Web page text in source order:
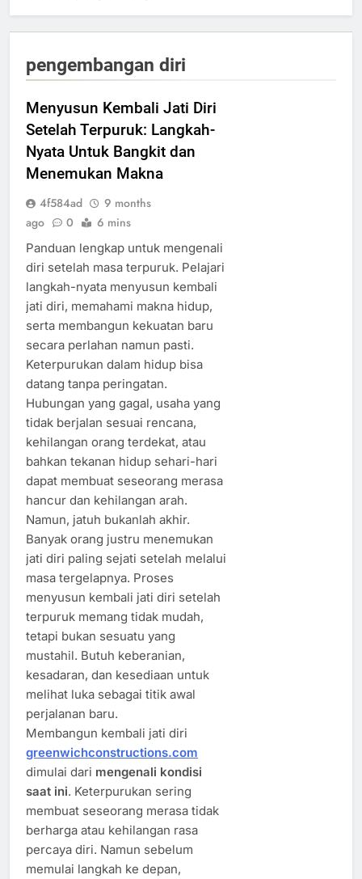
pengembangan diri
Menyusun Kembali Jati Diri
Setelah Terpuruk: Langkah-
Nyata Untuk Bangkit dan
Menemukan Makna
4f584ad
9 months
ago
0 6 mins
Panduan lengkap untuk mengenali
diri setelah masa terpuruk. Pelajari
langkah-nyata menyusun kembali
jati diri, memahami makna hidup,
serta membangun kekuatan baru
secara perlahan namun pasti.
Keterpurukan dalam hidup bisa
datang tanpa peringatan.
Hubungan yang gagal, usaha yang
tidak berjalan sesuai rencana,
kehilangan orang terdekat, atau
bahkan tekanan hidup sehari-hari
dapat membuat seseorang merasa
hancur dan kehilangan arah.
Namun, jatuh bukanlah akhir.
Banyak orang justru menemukan
jati diri paling sejati setelah melalui
masa tergelapnya. Proses
menyusun kembali jati diri setelah
terpuruk memang tidak mudah,
tetapi bukan sesuatu yang
mustahil. Butuh keberanian,
kesadaran, dan kesediaan untuk
melihat luka sebagai titik awal
perjalanan baru.
Membangun kembali jati diri
greenwichconstructions.com
dimulai dari mengenali kondisi
saat ini. Keterpurukan sering
membuat seseorang merasa tidak
berharga atau kehilangan rasa
percaya diri. Namun sebelum
memulai langkah ke depan,